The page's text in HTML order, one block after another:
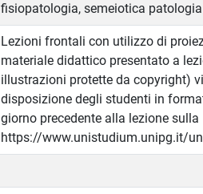
fisiopatologia, semeiotica
Lezioni frontali con utilizzo di
materiale didattico presentato a
illustrazioni protette da copyright)
disposizione degli studenti in
giorno precedente alla lezione
https://www.unistudium.unipg.it/